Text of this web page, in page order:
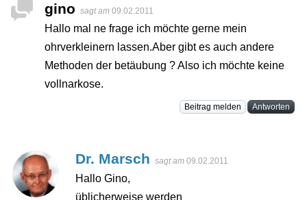
gino sagt am 09.02.2011
Hallo mal ne frage ich möchte gerne mein
ohrverkleinern lassen.Aber gibt es auch andere
Methoden der betäubung ? Also ich möchte keine
vollnarkose.
Beitrag melden Antworten
Dr. Marsch sagt am 09.02.2011
Hallo Gino,
üblicherweise werden